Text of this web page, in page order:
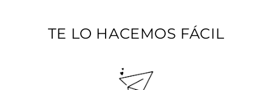
TE LO HACEMOS FÁCIL